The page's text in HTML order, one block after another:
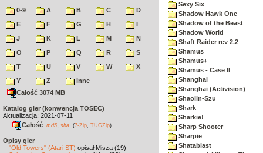
0-9 A B C
D
E
F G H
I
J
K L M
N
O
P Q R
S
T
U V W
X
Y
Z
inne
Całość 3074 MB
Katalog gier (konwencja TOSEC)
Aktualizacja: 2021-07-11
Całość md5 sha (7-Zip TUGZip)
Opisy gier
"Old Towers" (Atari ST) opisał Misza (19)
Sexy Six
Shadow Hawk One
Shadow of the Beast
Shadow World
Shaft Raider rev 2.2
Shamus
Shamus+
Shamus - Case II
Shanghai
Shanghai (Activision)
Shaolin-Szu
Shark
Sharkie!
Sharp Shooter
Sharpie
Shatablast